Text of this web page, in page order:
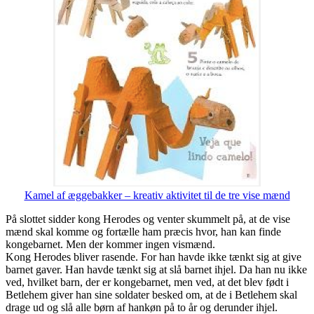
Kamel af æggebakker – kreativ aktivitet til de tre vise mænd
På slottet sidder kong Herodes og venter skummelt på, at de vise
mænd skal komme og fortælle ham præcis hvor, han kan finde
kongebarnet. Men der kommer ingen vismænd.
Kong Herodes bliver rasende. For han havde ikke tænkt sig at give
barnet gaver. Han havde tænkt sig at slå barnet ihjel. Da han nu ikke
ved, hvilket barn, der er kongebarnet, men ved, at det blev født i
Betlehem giver han sine soldater besked om, at de i Betlehem skal
drage ud og slå alle børn af hankøn på to år og derunder ihjel.